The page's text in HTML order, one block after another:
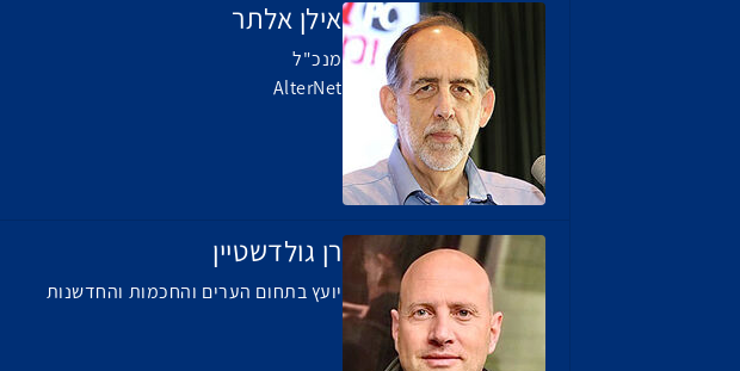
אילן אלתר
מנכ"ל
AlterNet
רן גולדשטיין
יועץ בתחום הערים והחכמות והחדשנות